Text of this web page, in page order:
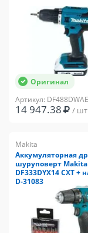
Оригинал
Артикул: DF488DWAE
14 947.38 / шт
Makita
Аккумуляторная
шуруповерт Makita
DF333DYX14 CXT +
D-31083